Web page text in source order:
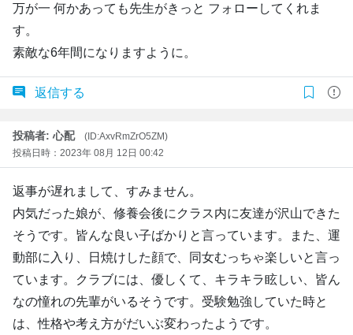
万が一 何かあっても先生がきっと フォローしてくれま
す。
素敵な6年間になりますように。
返信する
投稿者: 心配
(ID:AxvRmZrO5ZM)
投稿日時：2023年 08月 12日 00:42
返事が遅れまして、すみません。
内気だった娘が、修養会後にクラス内に友達が沢山できた
そうです。皆んな良い子ばかりと言っています。また、運
動部に入り、日焼けした顔で、同女むっちゃ楽しいと言っ
ています。クラブには、優しくて、キラキラ眩しい、皆ん
なの憧れの先輩がいるそうです。受験勉強していた時と
は、性格や考え方がだいぶ変わったようです。